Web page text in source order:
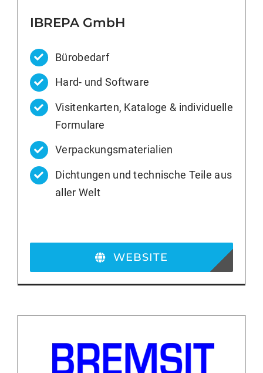
IBREPA GmbH
Bürobedarf
Hard- und Software
Visitenkarten, Kataloge & individuelle
Formulare
Verpackungsmaterialien
Dichtungen und technische Teile aus
aller Welt
WEBSITE